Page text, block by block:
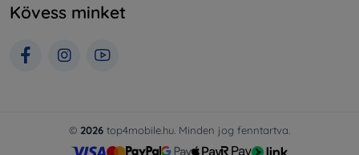
Kövess minket
© 2026 top4mobile.hu. Minden jog fenntartva.